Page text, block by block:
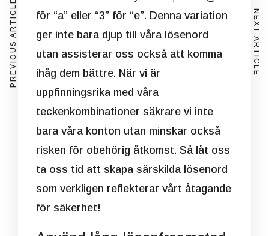
för “a” eller “3” för “e”. Denna variation
ger inte bara djup till våra lösenord
utan assisterar oss också att komma
ihåg dem bättre. När vi är
uppfinningsrika med våra
teckenkombinationer säkrare vi inte
bara våra konton utan minskar också
risken för obehörig åtkomst. Så låt oss
ta oss tid att skapa särskilda lösenord
som verkligen reflekterar vårt åtagande
för säkerhet!
PREVIOUS ARTICLE NEXT ARTICLE